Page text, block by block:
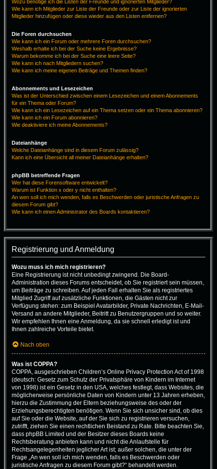
Wozu benötige ich die Listen der Freunde und ignorierten Mitglieder?
Wie kann ich Mitglieder zur Liste der Freunde oder zur Liste der ignorierten
Mitglieder hinzufügen oder diese wieder aus den Listen entfernen?
Die Foren durchsuchen
Wie kann ich ein Forum oder mehrere Foren durchsuchen?
Weshalb erhalte ich bei der Suche keine Ergebnisse?
Warum bekomme ich bei der Suche eine leere Seite?
Wie kann ich nach Mitgliedern suchen?
Wie kann ich meine eigenen Beiträge und Themen finden?
Abonnements und Lesezeichen
Was ist der Unterschied zwischen einem Lesezeichen und einem Abonnements
für ein Thema oder Forum?
Wie kann ich ein Lesezeichen auf ein Thema setzen oder ein Thema abonnieren?
Wie kann ich ein Forum abonnieren?
Wie deaktiviere ich meine Abonnements?
Dateianhänge
Welche Dateianhänge sind in diesem Forum zulässig?
Kann ich eine Übersicht all meiner Dateianhänge erhalten?
phpBB betreffende Fragen
Wer hat diese Forensoftware entwickelt?
Warum ist Funktion x oder y nicht enthalten?
An wen soll ich mich wenden, falls es Beschwerden oder juristische Anfragen zu
diesem Forum gibt?
Wie kann ich einen Administrator des Boards kontaktieren?
Registrierung und Anmeldung
Wozu muss ich mich registrieren?
Eine Registrierung ist nicht unbedingt zwingend. Die Board-
Administration dieses Forums entscheidet, ob Sie registriert sein müssen,
um Beiträge zu schreiben. Auf jeden Fall erhalten Sie als registriertes
Mitglied Zugriff auf zusätzliche Funktionen, die Gästen nicht zur
Verfügung stehen: zum Beispiel Avatarbilder, Private Nachrichten, E-Mail-
Versand an andere Mitglieder, Beitritt zu Benutzergruppen und so weiter.
Wir empfehlen Ihnen eine Anmeldung, da sie schnell erledigt ist und
Ihnen zahlreiche Vorteile bietet.
Nach oben
Was ist COPPA?
COPPA, ausgeschrieben Children’s Online Privacy Protection Act of 1998
(deutsch: Gesetz zum Schutz der Privatsphäre von Kindern im Internet
von 1998) ist ein Gesetz in den USA, welches festlegt, dass Websites, die
möglicherweise persönliche Daten von Kindern unter 13 Jahren erheben,
hierzu die Zustimmung der Eltern beziehungsweise des oder der
Erziehungsberechtigten benötigen. Wenn Sie sich unsicher sind, ob dies
auf Sie oder die Website, auf der Sie sich zu registrieren versuchen,
zutrifft, ziehen Sie einen rechtlichen Beistand zu Rate. Bitte beachten Sie,
dass phpBB Limited und der Besitzer dieses Boards keine
Rechtsberatung anbieten kann und nicht die Anlaufstelle für
Rechtsangelegenheiten jeglicher Art ist; außer solchen, die unter der
Frage „An wen soll ich mich wenden, falls es Beschwerden oder
juristische Anfragen zu diesem Forum gibt?“ behandelt werden.